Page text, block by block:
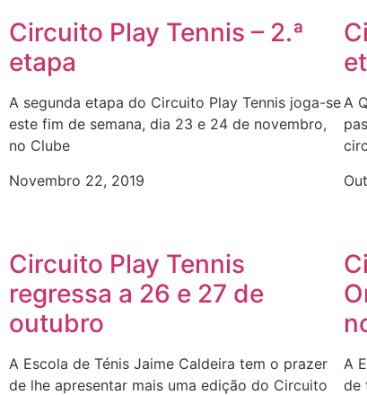
Circuito Play Tennis – 2.ª
etapa
A segunda etapa do Circuito Play Tennis joga-se
este fim de semana, dia 23 e 24 de novembro,
no Clube
Novembro 22, 2019
A
Circuito Play Tennis
regressa a 26 e 27 de
outubro
A Escola de Ténis Jaime Caldeira tem o prazer
de lhe apresentar mais uma edição do Circuito
A
de